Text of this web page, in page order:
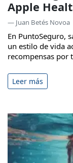
Apple
— Juan Betés Novoa
En PuntoSeguro,
un estilo de vida
recompensas por
Leer más